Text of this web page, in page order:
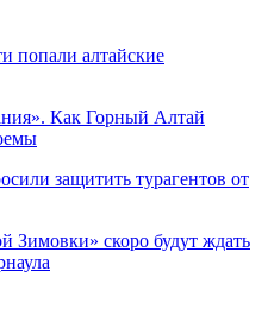
попали алтайские
Как Горный Алтай
защитить турагентов от
Зимовки» скоро будут ждать